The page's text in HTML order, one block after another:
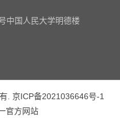
中国人民大学明德楼
. 京ICP备2021036646号-1
官方网站